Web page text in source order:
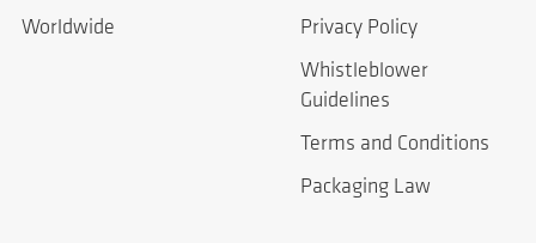
Worldwide
Privacy Policy
Whistleblower
Guidelines
Terms and Conditions
Packaging Law